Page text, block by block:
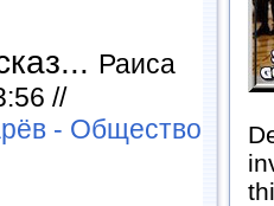
Раиса
//
- Общество